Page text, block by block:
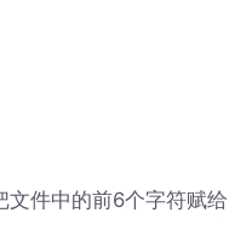
件中的前6个字符赋给